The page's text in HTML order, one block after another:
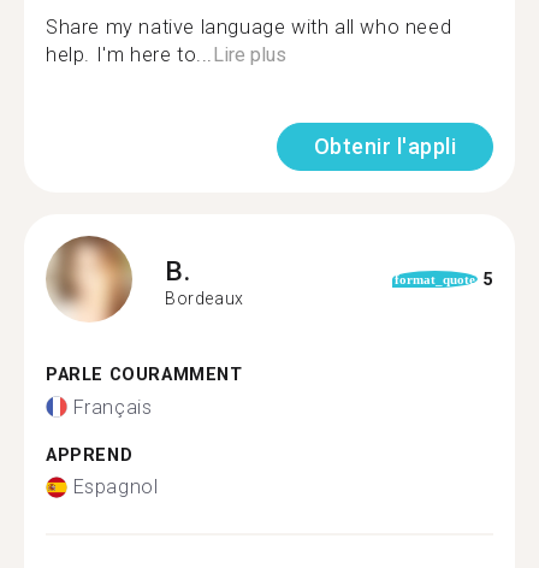
Share my native language with all who need
help. I'm here to...Lire plus
Obtenir l'appli
B.
Bordeaux
format_quote 5
PARLE COURAMMENT
Français
APPREND
Espagnol